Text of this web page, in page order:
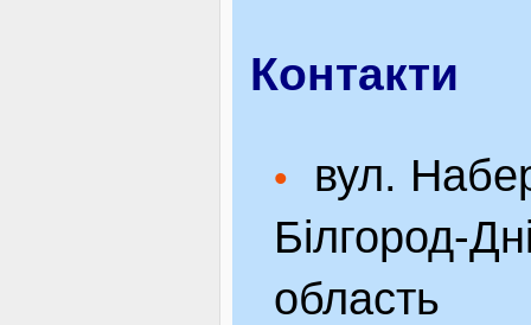
Контакти
•
вул.
Білгород-
область